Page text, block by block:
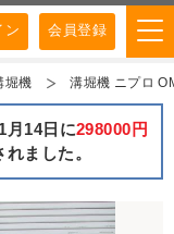
ン 会員登録
堀機 溝堀機 ニプロ
月14日に298000円
ました。